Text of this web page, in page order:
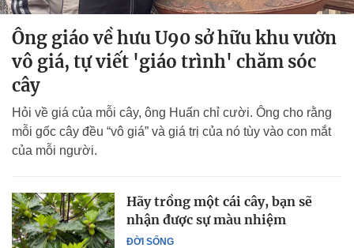
Ông giáo về hưu U90 sở hữu khu vườn
vô giá, tự viết 'giáo trình' chăm sóc
cây
Hỏi về giá của mỗi cây, ông Huấn chỉ cười. Ông cho rằng
mỗi gốc cây đều “vô giá” và giá trị của nó tùy vào con mắt
của mỗi người.
ĐỜI SỐNG
Hãy trồng một cái cây, bạn sẽ
nhận được sự màu nhiệm